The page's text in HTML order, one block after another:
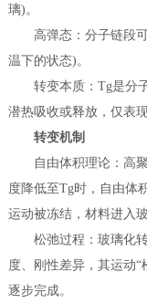
璃)。
高弹态：分子链段可
温下的状态)。
转变本质：Tg是分子
潜热吸收或释放，仅表
转变机制
自由体积理论：高聚
度降低至Tg时，自由体
运动被冻结，材料进入玻
松弛过程：玻璃化转
度、刚性差异，其运动
逐步完成。